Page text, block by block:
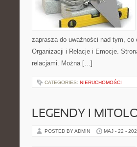
zaprasza do uważności nad tym,
Organizacji i Relacje i Emocje.
relacjami. Można […]
CATEGORIES: NIERUCHOMOŚCI
LEGENDY I
POSTED BY ADMIN MAJ - 22 -